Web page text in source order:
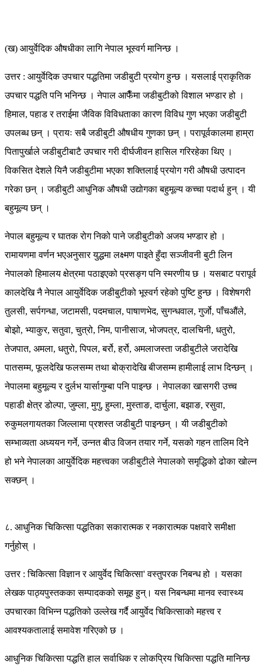
(ख) आयुर्वेदिक औषधीका लागि नेपाल भूस्वर्ग मानिन्छ ।
उत्तर : आयुर्वेदिक उपचार पद्धतिमा जडीबुटी प्रयोग हुन्छ । यसलाई प्राकृतिक
उपचार पद्धति पनि भनिन्छ । नेपाल आफैँमा जडीबुटीको विशाल भण्डार हो ।
हिमाल, पहाड र तराईमा जैविक विविधताका कारण विविध गुण भएका जडीबुटी
उपलब्ध छन् । प्रायः सबै जडीबुटी औषधीय गुणका छन् । परापूर्वकालमा हाम्रा
पितापुर्खाले जडीबुटीबाटै उपचार गरी दीर्घजीवन हासिल गरिरहेका थिए ।
विकसित देशले यिनै जडीबुटीमा भएका शक्तिलाई प्रयोग गरी औषधी उत्पादन
गरेका छन् । जडीबुटी आधुनिक औषधी उद्योगका बहुमूल्य कच्चा पदार्थ हुन् । यी
बहुमूल्य छन् ।
नेपाल बहुमूल्य र घातक रोग निको पाने जडीबुटीको अजय भण्डार हो ।
रामायणमा वर्णन भएअनुसार युद्धमा लक्ष्मण पाइते हुँदा सञ्जीवनी बुटी लिन
नेपालको हिमालय क्षेत्रमा पठाइएको प्रसङ्ग पनि स्मरणीय छ । यसबाट परापूर्व
कालदेखि नै नेपाल आयुर्वेदिक जडीबुटीको भूस्वर्ग रहेको पुष्टि हुन्छ । विशेषगरी
तुलसी, सर्पगन्धा, जटामसी, पदमचाल, पाषाणभेद, सुगन्धवाल, गुर्जो, पाँचऔंले,
बोझो, भ्याकुर, सतुवा, चुत्रो, निम, पानीसाज, भोजपत्र, दालचिनी, धतुरो,
तेजपात, अमला, धतुरो, पिपल, बर्रो, हर्रो, अमलाजस्ता जडीबुटीले जरादेखि
पातसम्म, फूलदेखि फलसम्म तथा बोक्रादेखि बीजसम्म हामीलाई लाभ दिन्छन् ।
नेपालमा बहुमूल्य र दुर्लभ यार्सागुम्बा पनि पाइन्छ । नेपालका खासगरी उच्च
पहाडी क्षेत्र डोल्पा, जुम्ला, मुगु, हुम्ला, मुस्ताङ, दार्चुला, बझाङ, रसुवा,
रुकुमलगायतका जिल्लामा प्रशस्त जडीबुटी पाइन्छन् । यी जडीबुटीको
सम्भाव्यता अध्ययन गर्ने, उन्नत बीउ विजन तयार गर्ने, यसको गहन तालिम दिने
हो भने नेपालका आयुर्वेदिक महत्त्वका जडीबुटीले नेपालको समृद्धिको ढोका खोल्न
सक्छन् ।
८. आधुनिक चिकित्सा पद्धतिका सकारात्मक र नकारात्मक पक्षवारे समीक्षा
गर्नुहोस् ।
उत्तर : चिकित्सा विज्ञान र आयुर्वेद चिकित्सा' वस्तुपरक निबन्ध हो । यसका
लेखक पाठ्यपुस्तकका सम्पादकको समूह हुन्। यस निबन्धमा मानव स्वास्थ्य
उपचारका विभिन्न पद्धतिको उल्लेख गर्दै आयुर्वेद चिकित्साको महत्त्व र
आवश्यकतालाई समावेश गरिएको छ ।
आधुनिक चिकित्सा पद्धति हाल सर्वाधिक र लोकप्रिय चिकित्सा पद्धति मानिन्छ